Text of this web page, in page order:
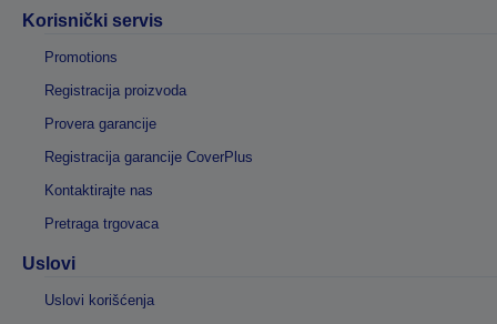
Korisnički servis
Promotions
Registracija proizvoda
Provera garancije
Registracija garancije CoverPlus
Kontaktirajte nas
Pretraga trgovaca
Uslovi
Uslovi korišćenja